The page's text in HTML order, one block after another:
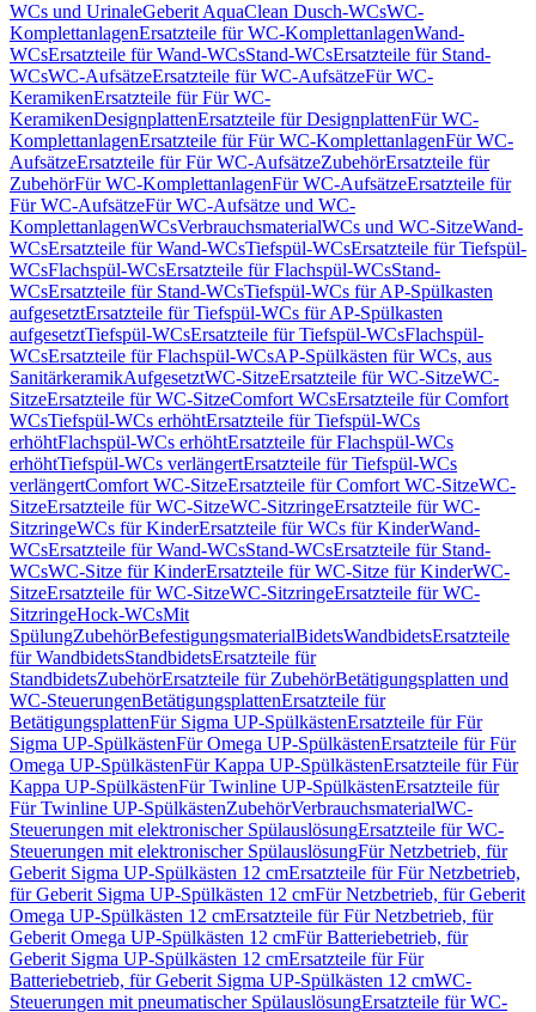
WCs und UrinaleGeberit AquaClean Dusch-WCsWC-
KomplettanlagenErsatzteile für WC-KomplettanlagenWand-
WCsErsatzteile für Wand-WCsStand-WCsErsatzteile für Stand-
WCsWC-AufsätzeErsatzteile für WC-AufsätzeFür WC-
KeramikenErsatzteile für Für WC-
KeramikenDesignplattenErsatzteile für DesignplattenFür WC-
KomplettanlagenErsatzteile für Für WC-KomplettanlagenFür WC-
AufsätzeErsatzteile für Für WC-AufsätzeZubehörErsatzteile für
ZubehörFür WC-KomplettanlagenFür WC-AufsätzeErsatzteile für
Für WC-AufsätzeFür WC-Aufsätze und WC-
KomplettanlagenWCsVerbrauchsmaterialWCs und WC-SitzeWand-
WCsErsatzteile für Wand-WCsTiefspül-WCsErsatzteile für Tiefspül-
WCsFlachspül-WCsErsatzteile für Flachspül-WCsStand-
WCsErsatzteile für Stand-WCsTiefspül-WCs für AP-Spülkasten
aufgesetztErsatzteile für Tiefspül-WCs für AP-Spülkasten
aufgesetztTiefspül-WCsErsatzteile für Tiefspül-WCsFlachspül-
WCsErsatzteile für Flachspül-WCsAP-Spülkästen für WCs, aus
SanitärkeramikAufgesetztWC-SitzeErsatzteile für WC-SitzeWC-
SitzeErsatzteile für WC-SitzeComfort WCsErsatzteile für Comfort
WCsTiefspül-WCs erhöhtErsatzteile für Tiefspül-WCs
erhöhtFlachspül-WCs erhöhtErsatzteile für Flachspül-WCs
erhöhtTiefspül-WCs verlängertErsatzteile für Tiefspül-WCs
verlängertComfort WC-SitzeErsatzteile für Comfort WC-SitzeWC-
SitzeErsatzteile für WC-SitzeWC-SitzringeErsatzteile für WC-
SitzringeWCs für KinderErsatzteile für WCs für KinderWand-
WCsErsatzteile für Wand-WCsStand-WCsErsatzteile für Stand-
WCsWC-Sitze für KinderErsatzteile für WC-Sitze für KinderWC-
SitzeErsatzteile für WC-SitzeWC-SitzringeErsatzteile für WC-
SitzringeHock-WCsMit
SpülungZubehörBefestigungsmaterialBidetsWandbidetsErsatzteile
für WandbidetsStandbidetsErsatzteile für
StandbidetsZubehörErsatzteile für ZubehörBetätigungsplatten und
WC-SteuerungenBetätigungsplattenErsatzteile für
BetätigungsplattenFür Sigma UP-SpülkästenErsatzteile für Für
Sigma UP-SpülkästenFür Omega UP-SpülkästenErsatzteile für Für
Omega UP-SpülkästenFür Kappa UP-SpülkästenErsatzteile für Für
Kappa UP-SpülkästenFür Twinline UP-SpülkästenErsatzteile für
Für Twinline UP-SpülkästenZubehörVerbrauchsmaterialWC-
Steuerungen mit elektronischer SpülauslösungErsatzteile für WC-
Steuerungen mit elektronischer SpülauslösungFür Netzbetrieb, für
Geberit Sigma UP-Spülkästen 12 cmErsatzteile für Für Netzbetrieb,
für Geberit Sigma UP-Spülkästen 12 cmFür Netzbetrieb, für Geberit
Omega UP-Spülkästen 12 cmErsatzteile für Für Netzbetrieb, für
Geberit Omega UP-Spülkästen 12 cmFür Batteriebetrieb, für
Geberit Sigma UP-Spülkästen 12 cmErsatzteile für Für
Batteriebetrieb, für Geberit Sigma UP-Spülkästen 12 cmWC-
Steuerungen mit pneumatischer SpülauslösungErsatzteile für WC-